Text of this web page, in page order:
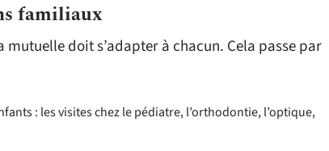
familiaux
doit s’adapter à chacun. Cela passe par
: les visites chez le pédiatre, l’orthodontie, l’optique,